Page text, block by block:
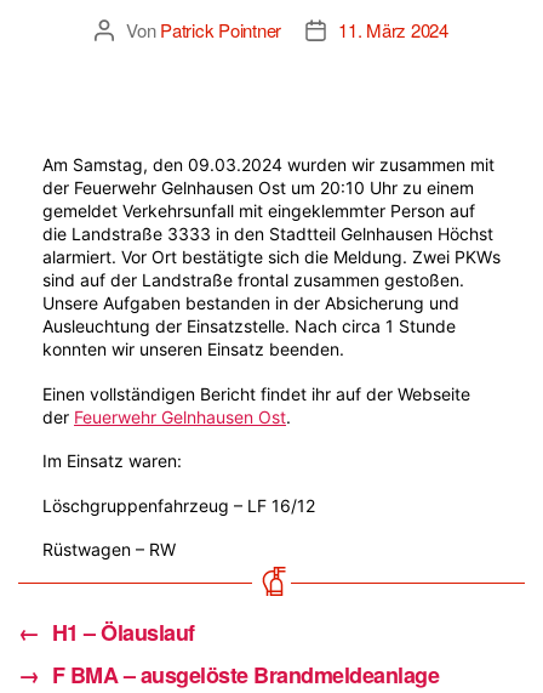
Beitragsautor
VonPatrick Pointner Beitragsdatum
11. März 2024
Am Samstag, den 09.03.2024 wurden wir zusammen mit
der Feuerwehr Gelnhausen Ost um 20:10 Uhr zu einem
gemeldet Verkehrsunfall mit eingeklemmter Person auf
die Landstraße 3333 in den Stadtteil Gelnhausen Höchst
alarmiert. Vor Ort bestätigte sich die Meldung. Zwei PKWs
sind auf der Landstraße frontal zusammen gestoßen.
Unsere Aufgaben bestanden in der Absicherung und
Ausleuchtung der Einsatzstelle. Nach circa 1 Stunde
konnten wir unseren Einsatz beenden.
Einen vollständigen Bericht findet ihr auf der Webseite
der Feuerwehr Gelnhausen Ost.
Im Einsatz waren:
Löschgruppenfahrzeug – LF 16/12
Rüstwagen – RW
← H1 – Ölauslauf
→ F BMA – ausgelöste Brandmeldeanlage